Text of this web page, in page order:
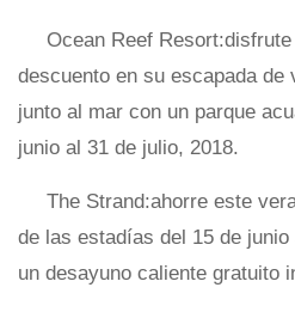
Ocean Reef
descuento en su escapada de
junto al mar con un parque
junio al 31 de julio, 2018.
The Strand:ahorre este
de las estadías del 15 de
un desayuno caliente gratuito